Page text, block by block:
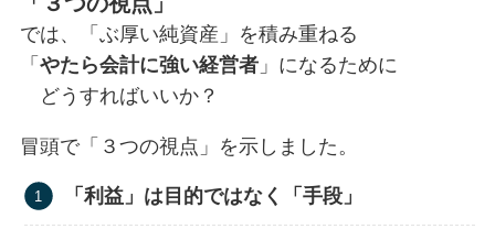
では、「ぶ厚い純資産」を積み重ねる
「 やたら会計に強い経営者」になるために
どうすればいいか？
冒頭で「３つの視点」を示しました。
「利益」は目的ではなく「手段」